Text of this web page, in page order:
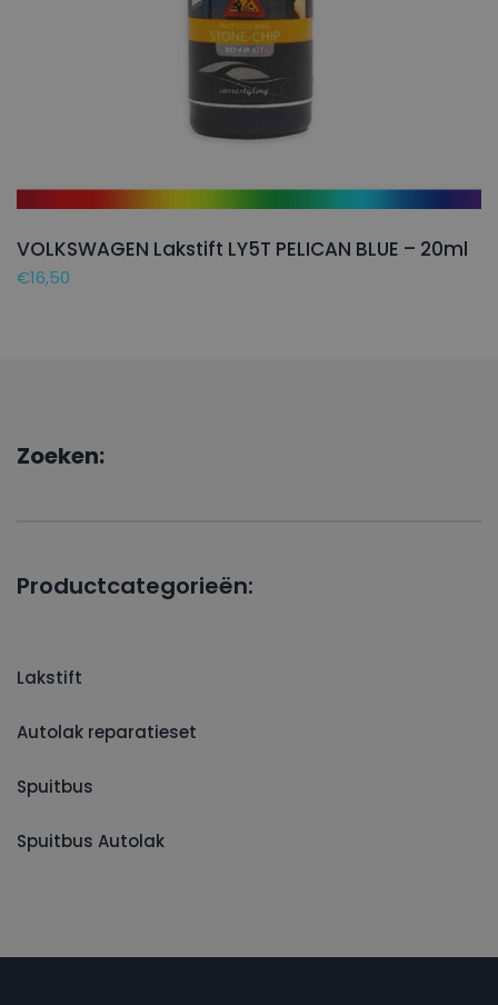
VOLKSWAGEN Lakstift LY5T PELICAN BLUE – 20ml
€16,50
Zoeken:
Productcategorieën:
Lakstift
Autolak reparatieset
Spuitbus
Spuitbus Autolak